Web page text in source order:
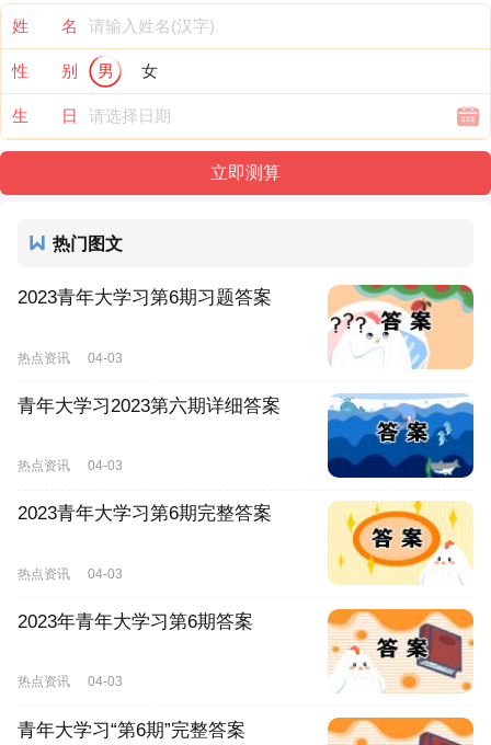
姓 名
性 别 男 女
生 日
热门图文
2023青年大学习第6期习题答案
热点资讯 04-03
青年大学习2023第六期详细答案
热点资讯 04-03
2023青年大学习第6期完整答案
热点资讯 04-03
2023年青年大学习第6期答案
热点资讯 04-03
青年大学习“第6期”完整答案